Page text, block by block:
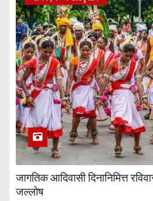
जागतिक आदिवासी दिनानिमित्त
जल्लोष